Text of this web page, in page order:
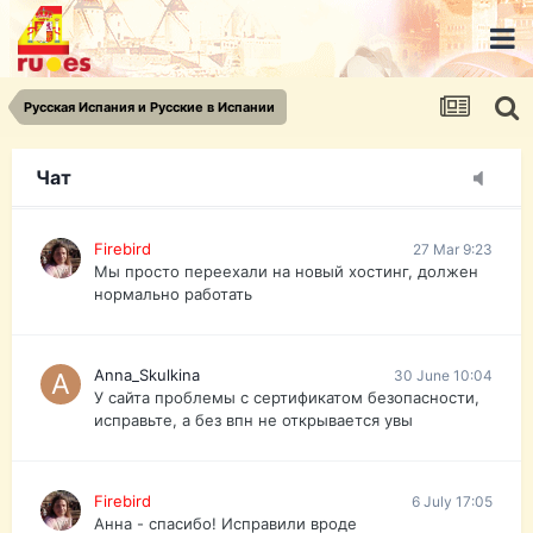
Русская Испания и Русские в Испании
Чат
urist.dokument@gmail.com
https://pasport-ua.com/
Телеграмм @uristpassua
Firebird
Друзья - из России без VPN сайт и форум
Firebird 27 Mar 9:23
Мы просто переехали на новый хостинг, должен
нормально работать
Anna_Skulkina 30 June 10:04
У сайта проблемы с сертификатом безопасности,
исправьте, а без впн не открывается увы
Firebird 6 July 17:05
Анна - спасибо! Исправили вроде